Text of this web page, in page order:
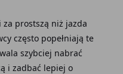
za prostszą niż jazda
często popełniają te
szybciej nabrać
i zadbać lepiej o